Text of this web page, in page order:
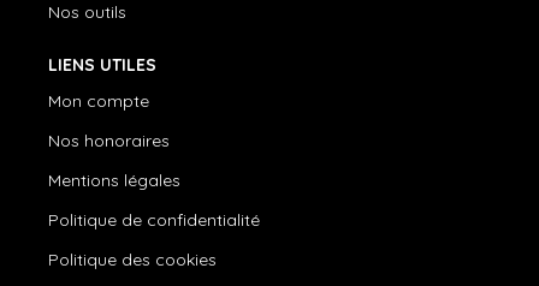
Nos outils
LIENS UTILES
Mon compte
Nos honoraires
Mentions légales
Politique de confidentialité
Politique des cookies